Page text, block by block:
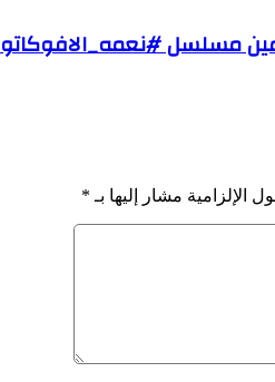
مسلسل
الإلزامية مشار إليها بـ *